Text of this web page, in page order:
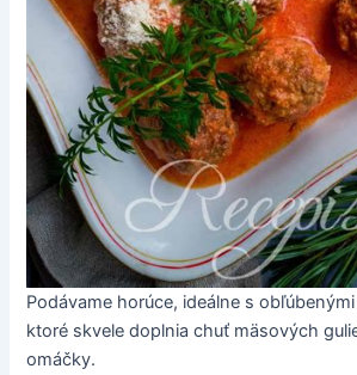
Podávame horúce, ideálne s
ktoré skvele doplnia chuť mäsových
omáčky.